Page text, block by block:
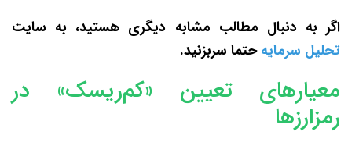
اگر به دنبال مطالب مشابه دیگری هستید، به سایت
تحلیل سرمایهحتما سربزنید.
معیارهای تعیین «کم‌ریسک» در
رمزارزها